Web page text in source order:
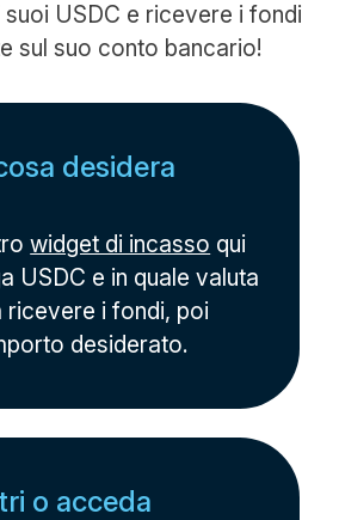
USDC e ricevere i fondi
sul suo conto bancario!
desidera
widget di incasso qui
USDC e in quale valuta
ricevere i fondi, poi
desiderato.
o acceda